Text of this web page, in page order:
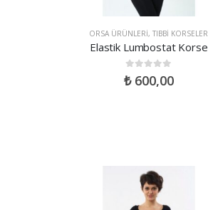
ORSA ÜRÜNLERI,TIBBI KORSELER
Elastik Lumbostat Korse
0 out of 5
₺600,00